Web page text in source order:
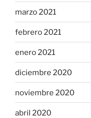
marzo 2021
febrero 2021
enero 2021
diciembre 2020
noviembre 2020
abril 2020